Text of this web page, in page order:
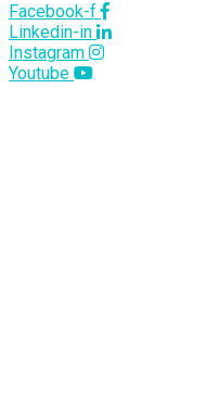
Facebook-f
Linkedin-in
Instagram
Youtube